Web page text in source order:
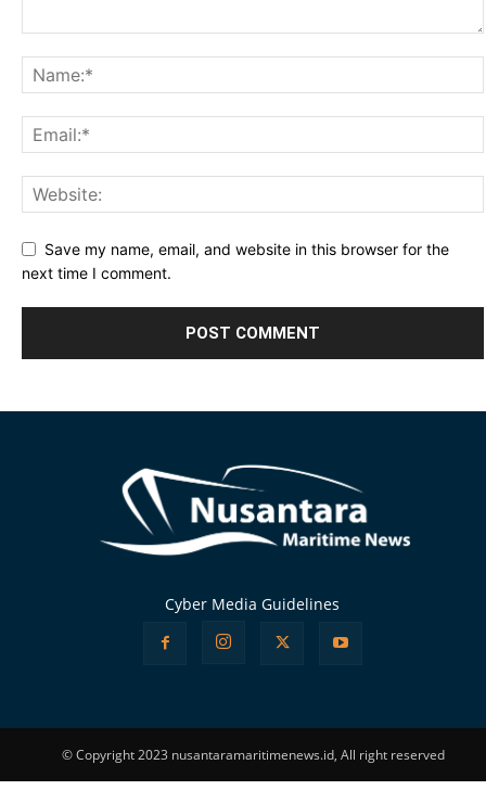
Save my name, email, and website in this browser for the
next time I comment.
Cyber Media Guidelines
© Copyright 2023 nusantaramaritimenews.id, All right reserved